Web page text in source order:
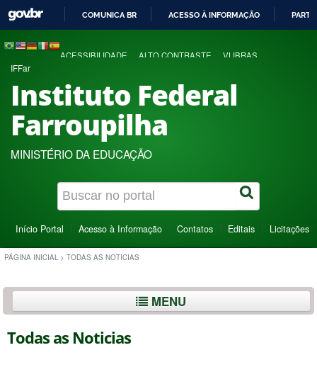
COMUNICA BR ACESSO À INFORMAÇÃO
ACESSIBILIDADE ALTO CONTRASTE VLIBRAS
IFFar
Instituto Federal
Farroupilha
MINISTÉRIO DA EDUCAÇÃO
Início Portal Acesso à Informação Contatos Editais Licitações
PÁGINA INICIAL > TODAS AS NOTICIAS
MENU
Todas as Noticias